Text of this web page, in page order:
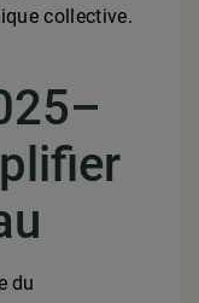
collective.
du